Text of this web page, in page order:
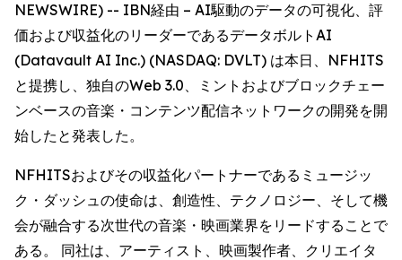
NEWSWIRE) -- IBN経由 – AI駆動のデータの可視化、評
価および収益化のリーダーであるデータボルトAI
(Datavault AI Inc.) (NASDAQ: DVLT) は本日、NFHITS
と提携し、独自のWeb 3.0、ミントおよびブロックチェー
ンベースの音楽・コンテンツ配信ネットワークの開発を開
始したと発表した。
NFHITSおよびその収益化パートナーであるミュージッ
ク・ダッシュの使命は、創造性、テクノロジー、そして機
会が融合する次世代の音楽・映画業界をリードすることで
ある。 同社は、アーティスト、映画製作者、クリエイタ